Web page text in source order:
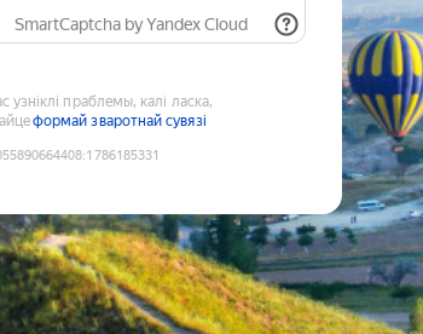
SmartCaptcha by Yandex Cloud
узніклі праблемы, калі ласка,
формай зваротнай сувязі
:1786185331